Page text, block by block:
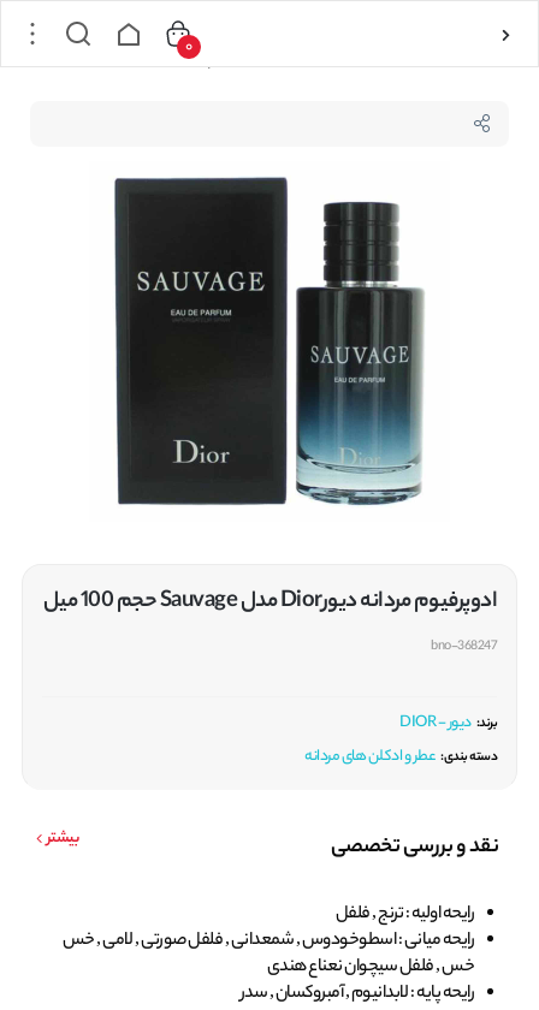
ادوپرفیوم مردانه دیورDior مدل Sauvage حجم 100 میل
0
ادوپرفیوم مردانه دیورDior مدل Sauvage حجم 100 میل
bno-368247
برند: دیور - DIOR
دسته بندی: عطر و ادکلن های مردانه
نقد و بررسی تخصصی بیشتر
رایحه اولیه : ترنج , فلفل
رایحه میانی : اسطوخودوس , شمعدانی , فلفل صورتی , لامی , خس
خس , فلفل سیچوان نعناع هندی
رایحه پایه : لابدانیوم , آمبروکسان , سدر